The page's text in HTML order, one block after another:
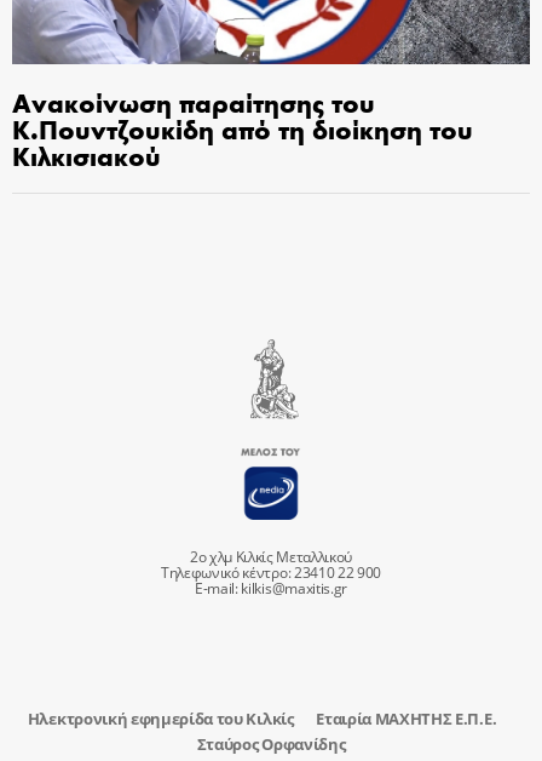
Ανακοίνωση παραίτησης του
Κ.Πουντζουκίδη από τη διοίκηση του
Κιλκισιακού
2ο χλμ Κιλκίς Μεταλλικού
Τηλεφωνικό κέντρο: 23410 22 900
E-mail:kilkis@maxitis.gr
Ηλεκτρονική εφημερίδα του Κιλκίς
Εταιρία ΜΑΧΗΤΗΣ Ε.Π.Ε.
Σταύρος Ορφανίδης